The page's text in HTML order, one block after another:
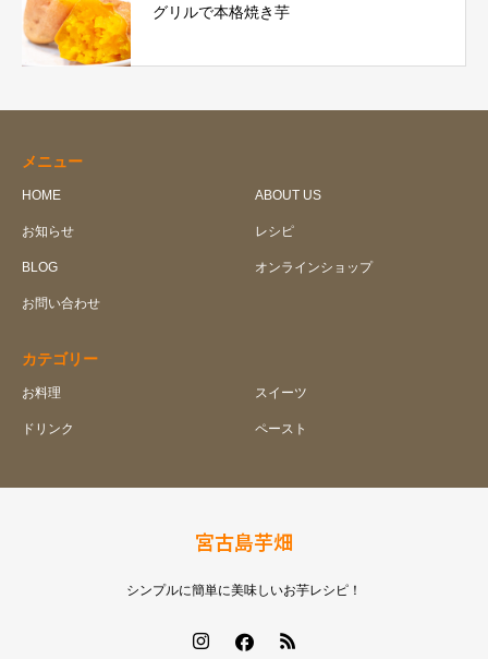
グリルで本格焼き芋
メニュー
HOME ABOUT US
お知らせ レシピ
BLOG オンラインショップ
お問い合わせ
カテゴリー
お料理 スイーツ
ドリンク ペースト
宮古島芋畑
シンプルに簡単に美味しいお芋レシピ！